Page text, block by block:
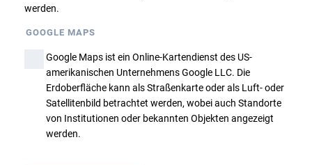
Sie haben Fragen?
werden.
GOOGLE MAPS
Google Maps ist ein Online-Kartendienst des US-
amerikanischen Unternehmens Google LLC. Die
Erdoberfläche kann als Straßenkarte oder als Luft- oder
Satellitenbild betrachtet werden, wobei auch Standorte
von Institutionen oder bekannten Objekten angezeigt
werden.